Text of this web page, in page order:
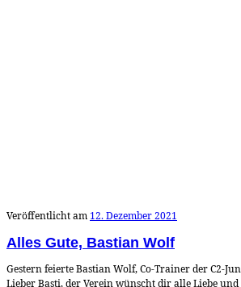
Veröffentlicht am 12. Dezember 2021
Alles Gute, Bastian Wolf
Gestern feierte Bastian Wolf, Co-Trainer der C2-
Lieber Basti, der Verein wünscht dir alle Liebe